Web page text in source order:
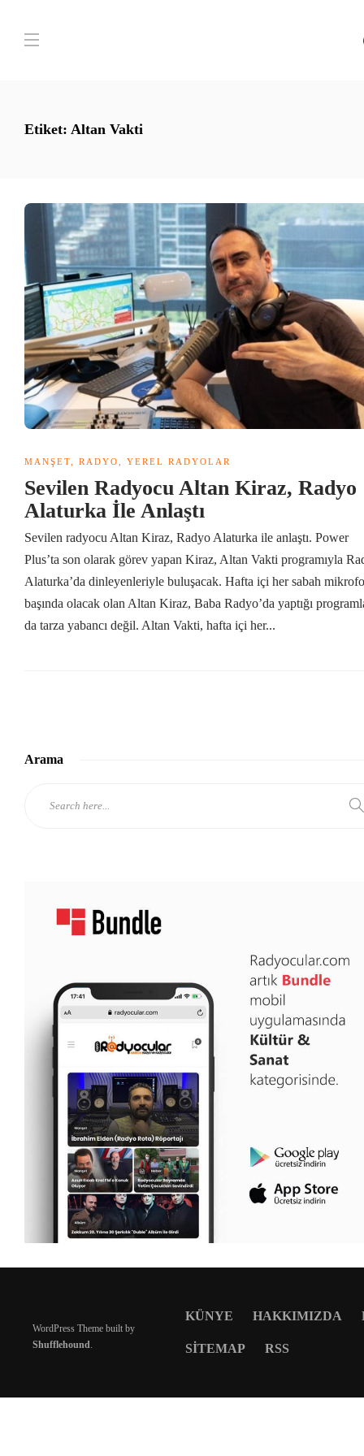
Etiket: Altan Vakti
MANŞET, RADYO, YEREL RADYOLAR
Sevilen Radyocu Altan Kiraz, Radyo
Alaturka İle Anlaştı
Sevilen radyocu Altan Kiraz, Radyo Alaturka ile anlaştı. Power
Plus’ta son olarak görev yapan Kiraz, Altan Vakti programıyla
Alaturka’da dinleyenleriyle buluşacak. Hafta içi her sabah
başında olacak olan Altan Kiraz, Baba Radyo’da yaptığı
da tarza yabancı değil. Altan Vakti, hafta içi her...
Arama
WordPress Theme built by
Shufflehound.
KÜNYE HAKKIMIZDA
SITEMAP RSS